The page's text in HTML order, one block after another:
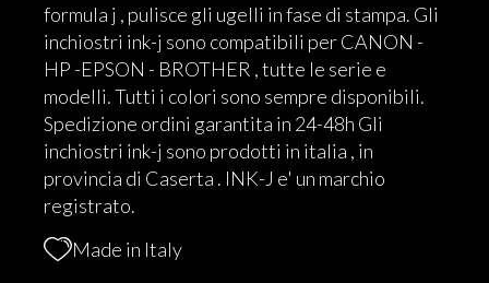
formula j , pulisce gli ugelli in fase di stampa. Gli
inchiostri ink-j sono compatibili per CANON -
HP -EPSON - BROTHER , tutte le serie e
modelli. Tutti i colori sono sempre disponibili.
Spedizione ordini garantita in 24-48h Gli
inchiostri ink-j sono prodotti in italia , in
provincia di Caserta . INK-J e' un marchio
registrato.
Made in Italy